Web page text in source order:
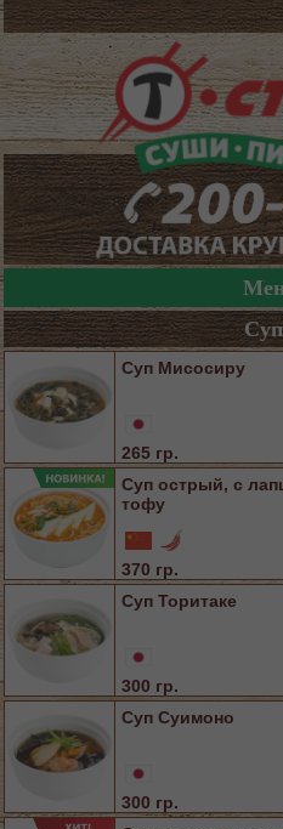
Суп Мисосиру
265 гр.
Суп острый, с
тофу
370 гр.
Суп Торитаке
300 гр.
Суп Суимоно
300 гр.